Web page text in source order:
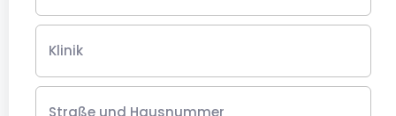
Klinik
Straße und Hausnummer